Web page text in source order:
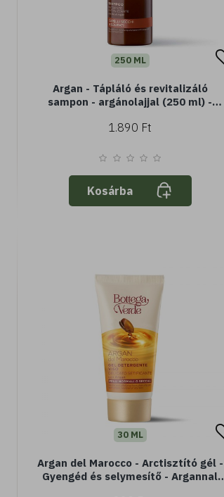
250 ML
Argan - Tápláló és revitalizáló
sampon - argánolajjal (250 ml) -
1.890 Ft
Kosárba
30 ML
Argan del Marocco - Arctisztító gél -
Gyengéd és selymesítő - Argannal